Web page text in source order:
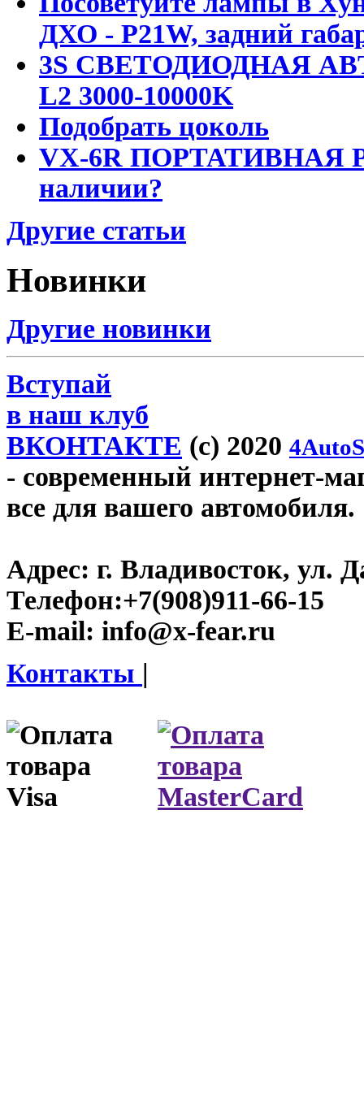
ДХО - P21W, задний
3S СВЕТОДИОДНАЯ
L2 3000-10000K
Подобрать цоколь
VX-6R ПОРТАТИВНАЯ
наличии?
Другие статьи
Новинки
Другие новинки
Вступай
в наш клуб
ВКОНТАКТЕ (c) 2020
- современный интернет-
все для вашего автомобиля.
Адрес: г. Владивосток, ул.
Телефон:+7(908)911-66-15
E-mail: info@x-fear.ru
Контакты |